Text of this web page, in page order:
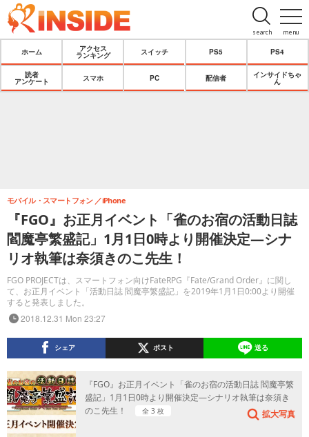
menu
search
ホーム
アクセス
ランキング
スイッチ PS5 PS4
読者
アンケート
スマホ PC 配信者
インサイドちゃ
ん
『FGO』お正月イベント「雀のお宿の活動日誌
閻魔亭繁盛記」1月1日0時より開催決定―シナ
リオ執筆は奈須きのこ先生！
FGO PROJECTは、スマートフォン向けFateRPG『Fate/Grand Order』に関し
て、お正月イベント「活動日誌 閻魔亭繁盛記」を2019年1月1日0:00より開催
すると発表しました。
モバイル・スマートフォン iPhone
2018.12.31 Mon 23:27
シェア ポスト 送る
『FGO』お正月イベント「雀のお宿の活動日誌 閻魔亭繁
盛記」1月1日0時より開催決定―シナリオ執筆は奈須き
のこ先生！
全 3 枚 拡大写真